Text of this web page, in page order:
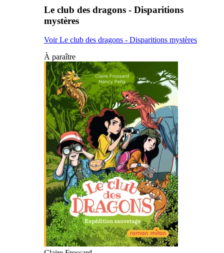
Le club des dragons - Disparitions
mystères
Voir Le club des dragons - Disparitions mystères
À paraître